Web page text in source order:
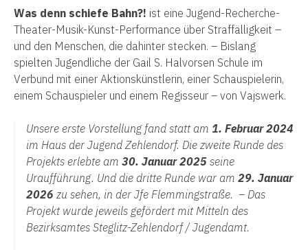
Was denn schiefe Bahn?! ist eine Jugend-Recherche-
Theater-Musik-Kunst-Performance über Straffälligkeit –
und den Menschen, die dahinter stecken. – Bislang
spielten Jugendliche der Gail S. Halvorsen Schule im
Verbund mit einer Aktionskünstlerin, einer Schauspielerin,
einem Schauspieler und einem Regisseur – von Vajswerk.
Unsere erste Vorstellung fand statt am 1. Februar 2024
im Haus der Jugend Zehlendorf. Die zweite Runde des
Projekts erlebte am 30. Januar 2025 seine
Uraufführung. Und die dritte Runde war am 29. Januar
2026 zu sehen, in der Jfe Flemmingstraße. – Das
Projekt wurde jeweils gefördert mit Mitteln des
Bezirksamtes Steglitz-Zehlendorf / Jugendamt.